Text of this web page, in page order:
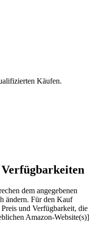
Käufen.
dem angegebenen
ändern. Für den Kauf
und Verfügbarkeit, die
Amazon-Website(s)]